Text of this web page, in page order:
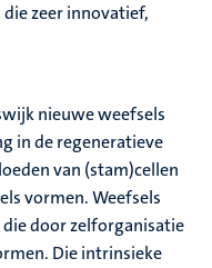
zeer innovatief,
nieuwe weefsels
in de regeneratieve
van (stam)cellen
vormen. Weefsels
door zelforganisatie
Die intrinsieke